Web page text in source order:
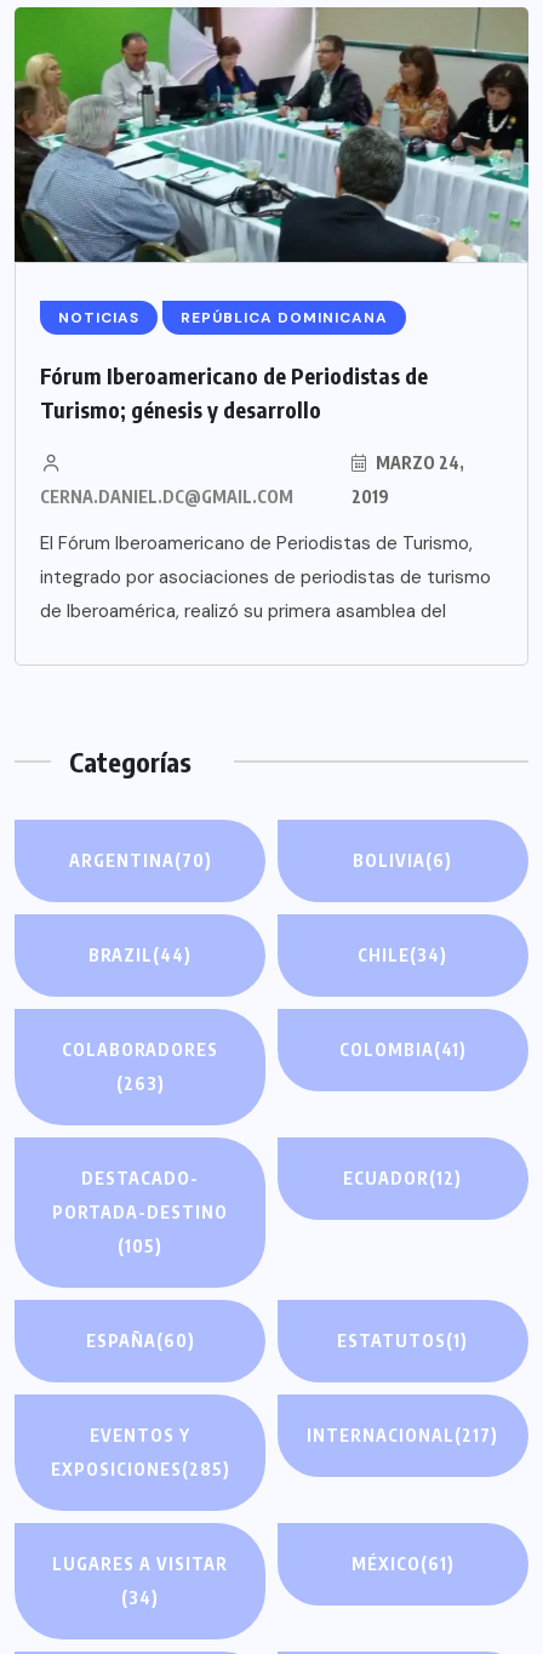
NOTICIAS REPÚBLICA DOMINICANA
Fórum Iberoamericano de Periodistas de
Turismo; génesis y desarrollo
CERNA.DANIEL.DC@GMAIL.COM
MARZO 24,
2019
El Fórum Iberoamericano de Periodistas de Turismo,
integrado por asociaciones de periodistas de turismo
de Iberoamérica, realizó su primera asamblea del
Categorías
ARGENTINA(70) BOLIVIA(6)
BRAZIL(44) CHILE(34)
COLABORADORES
(263)
COLOMBIA(41)
DESTACADO-
PORTADA-DESTINO
(105)
ECUADOR(12)
ESPAÑA(60) ESTATUTOS(1)
EVENTOS Y
EXPOSICIONES(285)
INTERNACIONAL(217)
LUGARES A VISITAR
(34)
MÉXICO(61)